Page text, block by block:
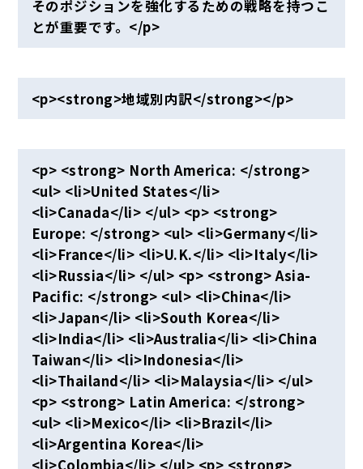
そのポジションを強化するための戦略を持つこ
とが重要です。</p>
<p><strong>地域別内訳</strong></p>
<p> <strong> North America: </strong>
<ul> <li>United States</li>
<li>Canada</li> </ul> <p> <strong>
Europe: </strong> <ul> <li>Germany</li>
<li>France</li> <li>U.K.</li> <li>Italy</li>
<li>Russia</li> </ul> <p> <strong> Asia-
Pacific: </strong> <ul> <li>China</li>
<li>Japan</li> <li>South Korea</li>
<li>India</li> <li>Australia</li> <li>China
Taiwan</li> <li>Indonesia</li>
<li>Thailand</li> <li>Malaysia</li> </ul>
<p> <strong> Latin America: </strong>
<ul> <li>Mexico</li> <li>Brazil</li>
<li>Argentina Korea</li>
<li>Colombia</li> </ul> <p> <strong>